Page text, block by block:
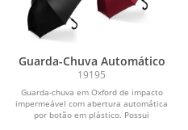
Guarda-Chuva Automático
19195
Guarda-chuva em Oxford de impacto
impermeável com abertura automática
por botão em plástico. Possui